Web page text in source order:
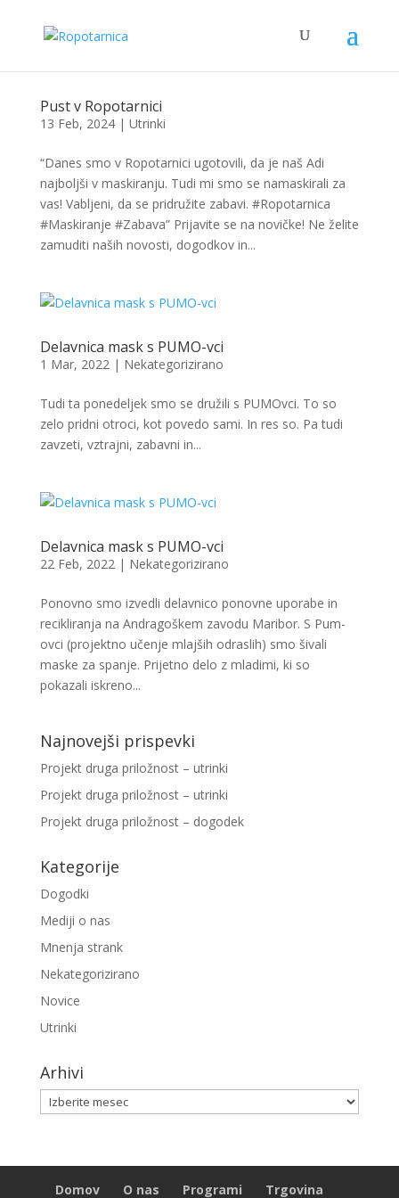
Pust v Ropotarnici
13 Feb, 2024| Utrinki
“Danes smo v Ropotarnici ugotovili, da je naš Adi
najboljši v maskiranju. Tudi mi smo se namaskirali za
vas! Vabljeni, da se pridružite zabavi. #Ropotarnica
#Maskiranje #Zabava” Prijavite se na novičke! Ne želite
zamuditi naših novosti, dogodkov in...
Delavnica mask s PUMO-vci
1 Mar, 2022| Nekategorizirano
Tudi ta ponedeljek smo se družili s PUMOvci. To so
zelo pridni otroci, kot povedo sami. In res so. Pa tudi
zavzeti, vztrajni, zabavni in...
Delavnica mask s PUMO-vci
22 Feb, 2022| Nekategorizirano
Ponovno smo izvedli delavnico ponovne uporabe in
recikliranja na Andragoškem zavodu Maribor. S Pum-
ovci (projektno učenje mlajših odraslih) smo šivali
maske za spanje. Prijetno delo z mladimi, ki so
pokazali iskreno...
Najnovejši prispevki
Projekt druga priložnost – utrinki
Projekt druga priložnost – utrinki
Projekt druga priložnost – dogodek
Kategorije
Dogodki
Mediji o nas
Mnenja strank
Nekategorizirano
Novice
Utrinki
Arhivi
Arhivi
Domov O nas Programi Trgovina